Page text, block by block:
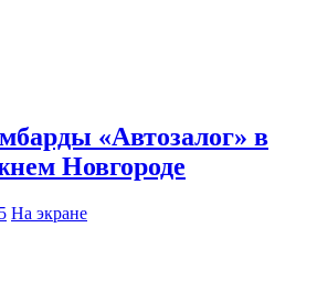
«Автозалог» в
Новгороде
На экране